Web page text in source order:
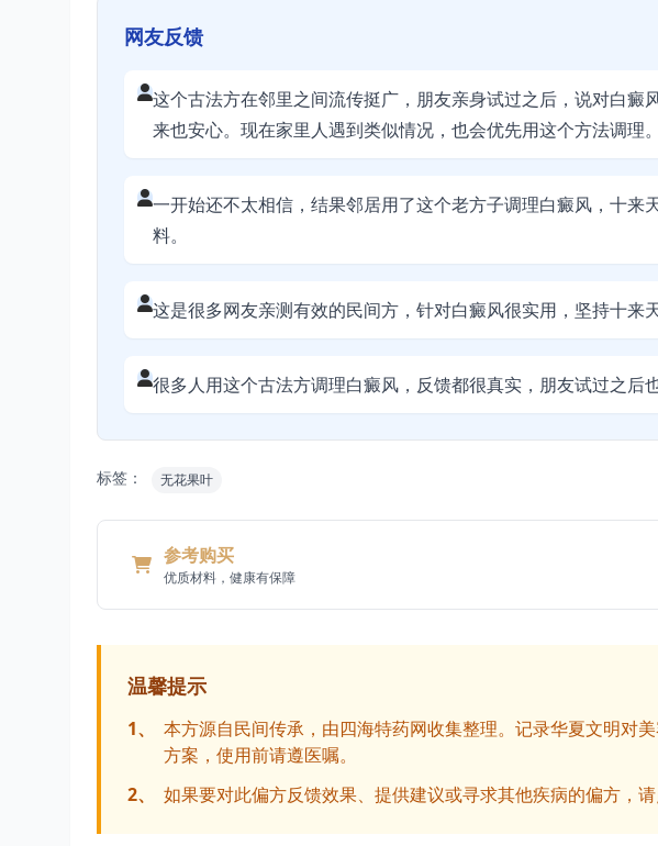
网友反馈
这个古法方在邻里之间流传挺广，朋友亲身试过之后，说对白癜
来也安心。现在家里人遇到类似情况，也会优先用这个方法调理。
一开始还不太相信，结果邻居用了这个老方子调理白癜风，十来
料。
这是很多网友亲测有效的民间方，针对白癜风很实用，坚持十来
很多人用这个古法方调理白癜风，反馈都很真实，朋友试过之后
标签： 无花果叶
参考购买
优质材料，健康有保障
温馨提示
1、
本方源自民间传承，由四海特药网收集整理。记录华夏文明对
方案，使用前请遵医嘱。
2、
如果要对此偏方反馈效果、提供建议或寻求其他疾病的偏方，